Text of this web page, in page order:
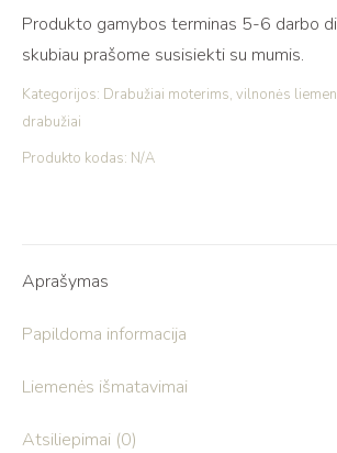
Produkto gamybos terminas 5-6 darbo
skubiau prašome susisiekti su mumis.
Kategorijos: Drabužiai moterims, vilnonės
drabužiai
Produkto kodas: N/A
Aprašymas
Papildoma informacija
Liemenės išmatavimai
Atsiliepimai (0)